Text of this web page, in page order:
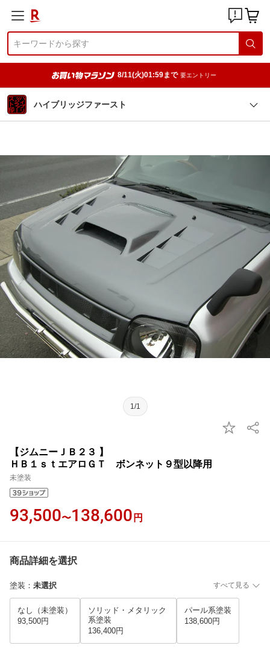
8/11(火)01:59まで 要エントリー
ハイブリッジファースト
1/1
【ジムニーＪＢ２３ 】
ＨＢ１ｓｔエアロＧＴ ボンネット９型以降用
未塗装
93,500〜138,600 円
商品詳細を選択
塗装 ： 未選択 すべて見る
なし（未塗装）
93,500円
ソリッド・メタリック
系塗装
136,400円
パール系塗装
138,600円